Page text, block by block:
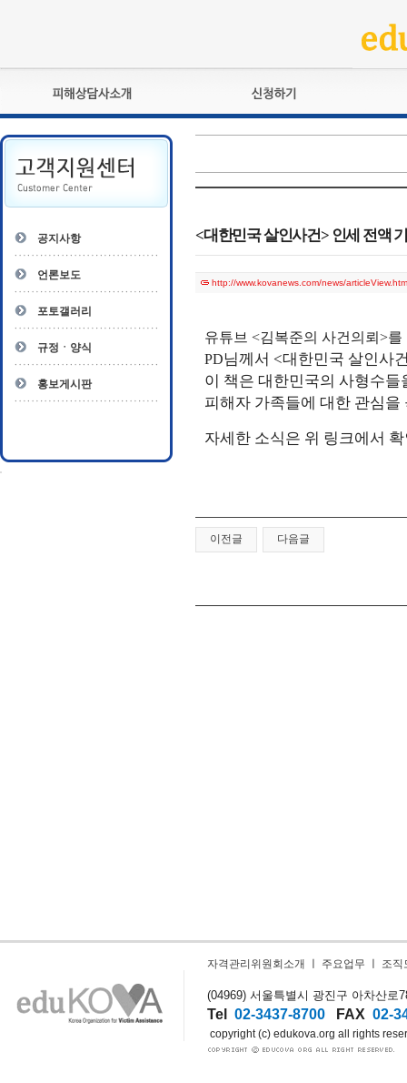
피해상담사란?
자격관리규정
상담사 자격증 확인
- 피해상담사 1급
- 전문수련감독자
- 전문수련기관
교육훈련
자격복원
공지사항
언론보도
포토갤러리
규정ㆍ양식
홍보게시판
<대한민국 살인사건> 인세 전액
http://www.kovanews.com/news/
유튜브 <김복준의 사건의뢰>
PD님께서 <대한민국 살인사
이 책은 대한민국의 사형수
피해자 가족들에 대한 관심을
자세한 소식은 위 링크에서
이전글 다음글
자격관리위원회소개 주요업무 조직
(04969) 서울특별시 광진구 아차산로
Tel 02-3437-8700 FAX 02-
copyright (c) edukova.org all rights